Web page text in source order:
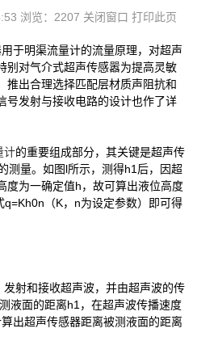
浏览：2207 关闭窗口 打印此页
于明渠流量计的流量原理，对超声
别对气介式超声传感嚣为提高灵敏
推出合理选择匹配层材质声阻抗和
号发射与接收电路的设计也作了详
计的重要组成部分，其关键是超声传
测量。如图l所示，测得h1后，因超
度为一确定值h，故可算出液位高度
（K，n为设定参数）即可得
射和接收超声波，并由超声波的传
液面的距离h1，在超声波传播速度
出超声传感器距离被测液面的距离